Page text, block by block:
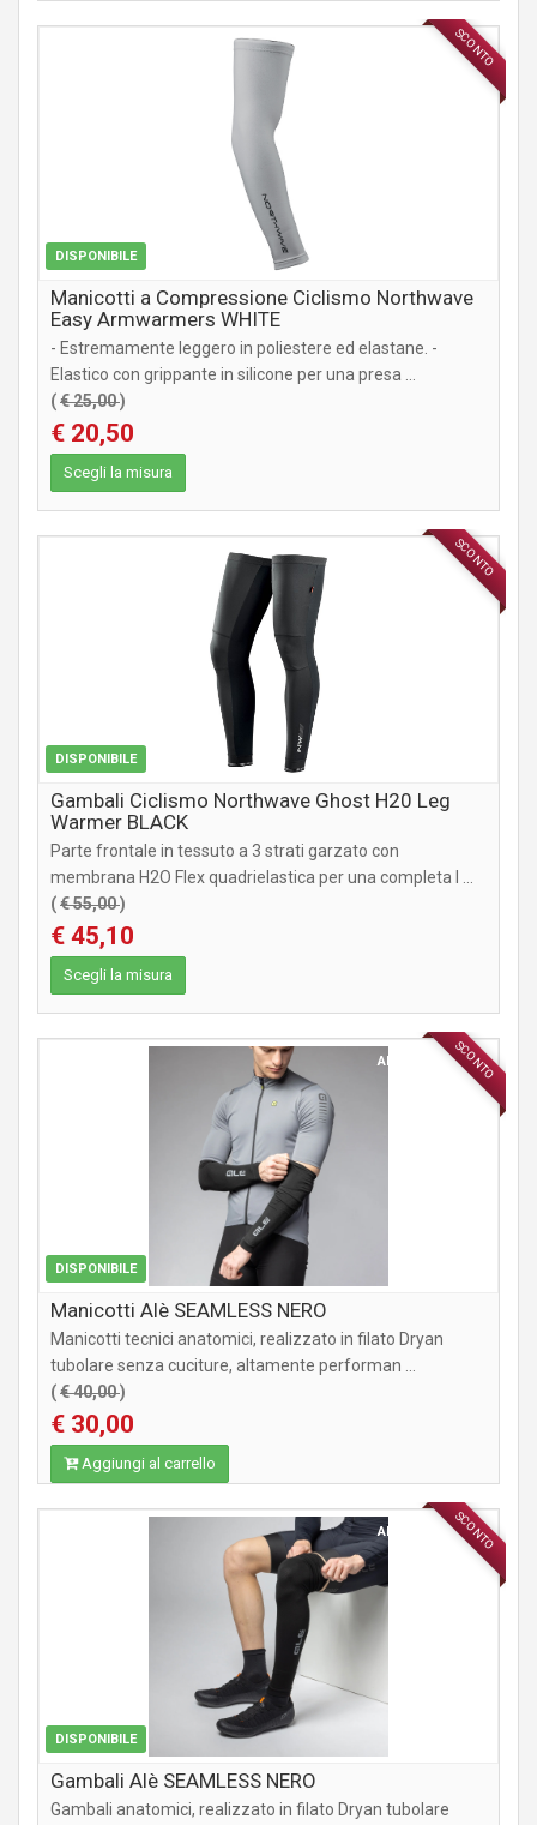
SCONTO
DISPONIBILE
ABBIGLIAMENTO
Manicotti a Compressione Ciclismo Northwave
Easy Armwarmers WHITE
- Estremamente leggero in poliestere ed elastane. -
Elastico con grippante in silicone per una presa ...
(€ 25,00)
€ 20,50
Scegli la misura
SCONTO
DISPONIBILE
ABBIGLIAMENTO
Gambali Ciclismo Northwave Ghost H20 Leg
Warmer BLACK
Parte frontale in tessuto a 3 strati garzato con
membrana H2O Flex quadrielastica per una completa l ...
(€ 55,00)
€ 45,10
Scegli la misura
SCONTO
DISPONIBILE
ABBIGLIAMENTO
Manicotti Alè SEAMLESS NERO
Manicotti tecnici anatomici, realizzato in filato Dryan
tubolare senza cuciture, altamente performan ...
(€ 40,00)
€ 30,00
Aggiungi al carrello
SCONTO
DISPONIBILE
ABBIGLIAMENTO
Gambali Alè SEAMLESS NERO
Gambali anatomici, realizzato in filato Dryan tubolare